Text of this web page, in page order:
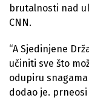
brutalnosti nad
CNN.
“A Sjedinjene
učiniti sve što
odupiru
dodao je. prneosi